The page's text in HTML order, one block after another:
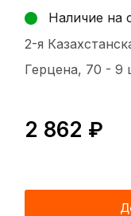
Наличие на
2-я
Герцена, 70 - 9
2 862 ₽